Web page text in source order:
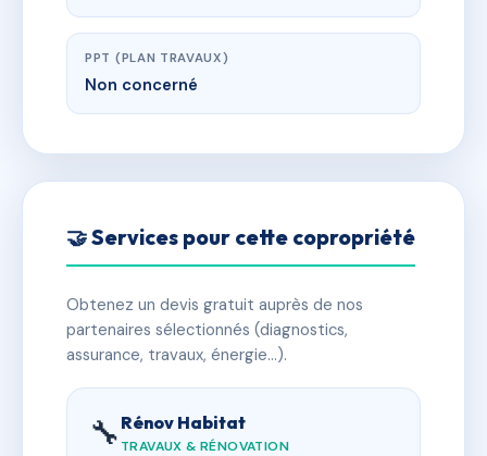
PPT (PLAN TRAVAUX)
Non concerné
🤝 Services pour cette copropriété
Obtenez un devis gratuit auprès de nos
partenaires sélectionnés (diagnostics,
assurance, travaux, énergie…).
🔧 Rénov Habitat
TRAVAUX & RÉNOVATION